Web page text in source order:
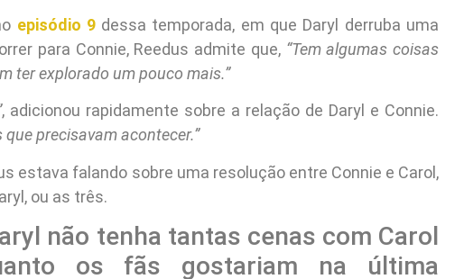
episódio 9dessa temporada, em que Daryl derruba uma
para Connie, Reedus admite que, “Tem algumas coisas
ter explorado um pouco mais.”
, adicionou rapidamente sobre a relação de Daryl e Connie.
que precisavam acontecer.”
estava falando sobre uma resolução entre Connie e Carol,
ou as três.
não tenha tantas cenas com Carol
os fãs gostariam na última